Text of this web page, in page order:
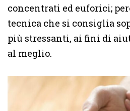
concentrati ed euforici;
tecnica che si consiglia
più stressanti, ai fini di
al meglio.